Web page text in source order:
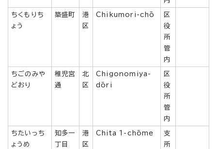
ちくもりち
ょう
築盛町
港
区
Chikumori-chō
区
役
所
管
内
ちごのみや
どおり
稚児宮
通
北
区
Chigonomiya-
dōri
区
役
所
管
内
ちたいっち
ょうめ
知多一
丁目
港
区
Chita 1-chōme
支
所